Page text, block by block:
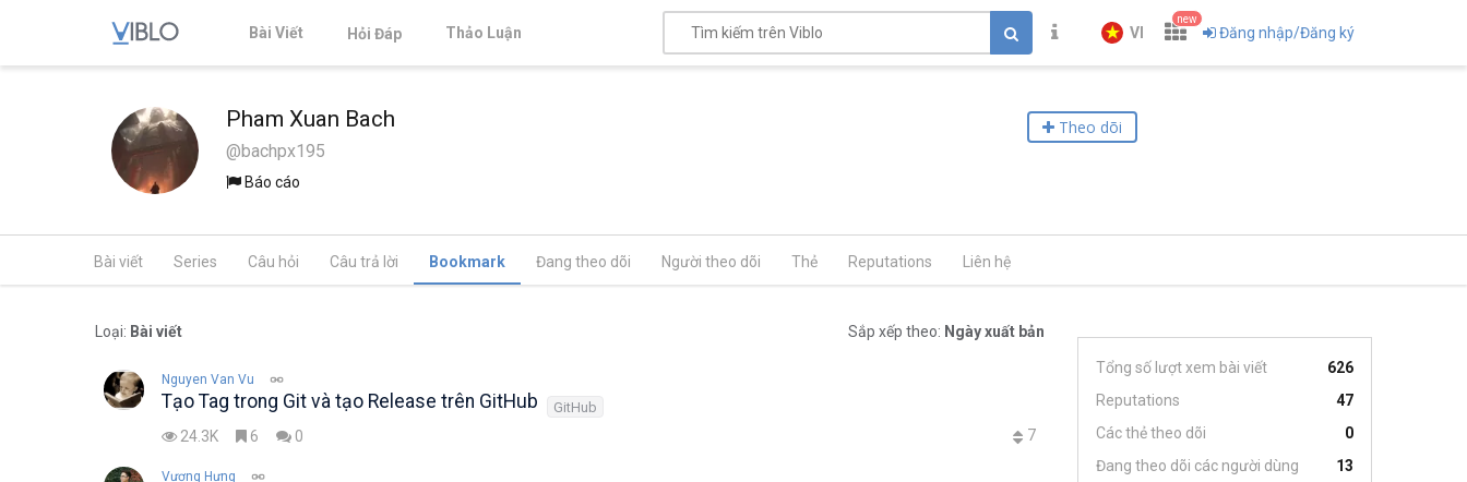
Bài Viết Hỏi Đáp Thảo Luận VI
new
Đăng nhập/Đăng ký
Pham Xuan Bach
@bachpx195
Báo cáo
Theo dõi
Bài viết Series Câu hỏi Câu trả lời Bookmark Đang theo dõi Người theo dõi Thẻ Reputations Liên hệ
Loại: Bài viết Sắp xếp theo: Ngày xuất bản
Nguyen Van Vu
Tạo Tag trong Git và tạo Release trên GitHub GitHub
24.3K 6 0 7
Vương Hưng
Tổng số lượt xem bài viết
626
Reputations
47
Các thẻ theo dõi
0
Đang theo dõi các người dùng
13